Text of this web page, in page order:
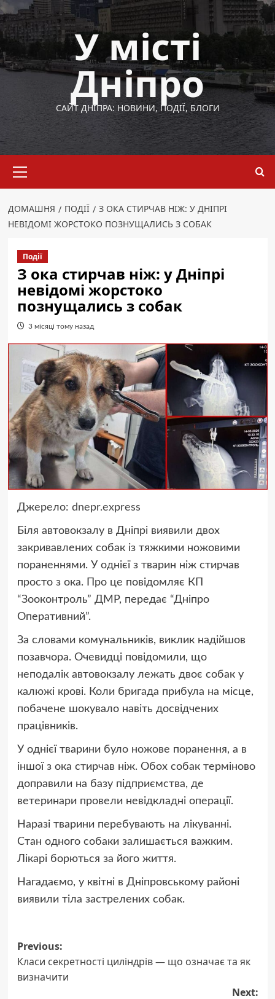
Перейти
до
вмісту
У місті
Дніпро
САЙТ ДНІПРА: НОВИНИ, ПОДІЇ, БЛОГИ
меню
ДОМАШНЯ ПОДІЇ
З ОКА СТИРЧАВ НІЖ: У ДНІПРІ
НЕВІДОМІ ЖОРСТОКО ПОЗНУЩАЛИСЬ З СОБАК
Події
З ока стирчав ніж: у Дніпрі
невідомі жорстоко
познущались з собак
3 місяці тому назад
Джерело: dnepr.express
Біля автовокзалу в Дніпрі виявили двох
закривавлених собак із тяжкими ножовими
пораненнями. У однієї з тварин ніж стирчав
просто з ока. Про це повідомляє КП
“Зооконтроль” ДМР, передає “Дніпро
Оперативний”.
За словами комунальників, виклик надійшов
позавчора. Очевидці повідомили, що
неподалік автовокзалу лежать двоє собак у
калюжі крові. Коли бригада прибула на місце,
побачене шокувало навіть досвідчених
працівників.
У однієї тварини було ножове поранення, а в
іншої з ока стирчав ніж. Обох собак терміново
доправили на базу підприємства, де
ветеринари провели невідкладні операції.
Наразі тварини перебувають на лікуванні.
Стан одного собаки залишається важким.
Лікарі борються за його життя.
Нагадаємо, у квітні в Дніпровському районі
виявили тіла застрелених собак.
Post
navigation
Previous:
Класи секретності циліндрів — що означає та як
визначити
Next: